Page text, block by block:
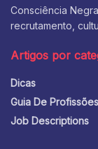
Consciência
recrutamento,
Artigos por
Dicas
Guia De Profissões
Job Descriptions